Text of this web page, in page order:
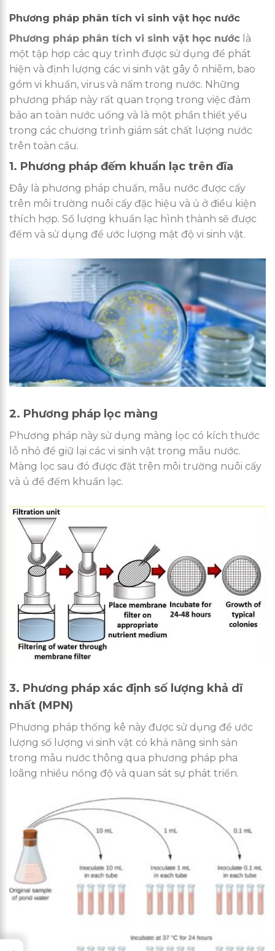
Phương pháp phân tích vi sinh vật học nước
Phương pháp phân tích vi sinh vật học nước là
một tập hợp các quy trình được sử dụng để phát
hiện và định lượng các vi sinh vật gây ô nhiễm, bao
gồm vi khuẩn, virus và nấm trong nước. Những
phương pháp này rất quan trọng trong việc đảm
bảo an toàn nước uống và là một phần thiết yếu
trong các chương trình giám sát chất lượng nước
trên toàn cầu.
1. Phương pháp đếm khuẩn lạc trên đĩa
Đây là phương pháp chuẩn, mẫu nước được cấy
trên môi trường nuôi cấy đặc hiệu và ủ ở điều kiện
thích hợp. Số lượng khuẩn lạc hình thành sẽ được
đếm và sử dụng để ước lượng mật độ vi sinh vật.
2. Phương pháp lọc màng
Phương pháp này sử dụng màng lọc có kích thước
lỗ nhỏ để giữ lại các vi sinh vật trong mẫu nước.
Màng lọc sau đó được đặt trên môi trường nuôi cấy
và ủ để đếm khuẩn lạc.
3. Phương pháp xác định số lượng khả dĩ
nhất (MPN)
Phương pháp thống kê này được sử dụng để ước
lượng số lượng vi sinh vật có khả năng sinh sản
trong mẫu nước thông qua phương pháp pha
loãng nhiều nồng độ và quan sát sự phát triển.